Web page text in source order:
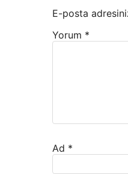
E-posta
Yorum *
Ad *